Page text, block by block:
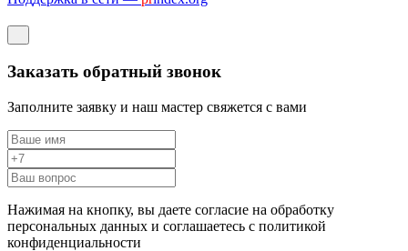
Заказать обратный звонок
Заполните заявку и наш мастер свяжется с вами
Нажимая на кнопку, вы даете согласие на обработку
персональных данных и соглашаетесь c политикой
конфиденциальности